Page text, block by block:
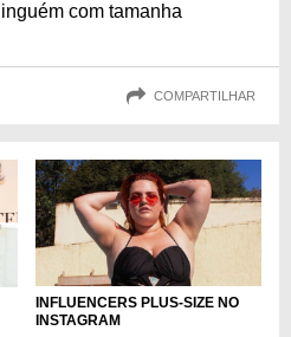
com tamanha
COMPARTILHAR
INFLUENCERS PLUS-SIZE NO
INSTAGRAM